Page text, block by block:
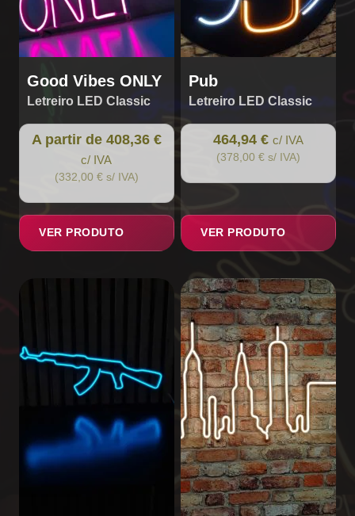
Good Vibes ONLY
Letreiro LED Classic
A partir de 408,36 €
c/ IVA
(332,00 € s/ IVA)
VER PRODUTO
on
the
product
page
Pub
Letreiro LED Classic
464,94 € c/ IVA
(378,00 € s/ IVA)
VER PRODUTO